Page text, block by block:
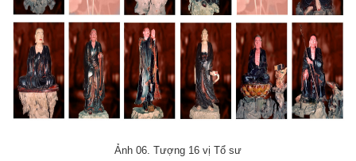
Ảnh 06. Tượng 16 vị Tổ sư